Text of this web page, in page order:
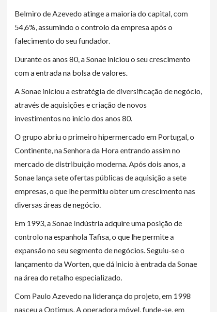
Belmiro de Azevedo atinge a maioria do capital, com
54,6%, assumindo o controlo da empresa após o
falecimento do seu fundador.
Durante os anos 80, a Sonae iniciou o seu crescimento
com a entrada na bolsa de valores.
A Sonae iniciou a estratégia de diversificação de negócio,
através de aquisições e criação de novos
investimentos no início dos anos 80.
O grupo abriu o primeiro hipermercado em Portugal, o
Continente, na Senhora da Horaentrando assim no
mercado de distribuição moderna.Após dois anos, a
Sonae lança sete ofertas públicas de aquisição a sete
empresas, o que lhe permitiu obter um crescimento nas
diversas áreas de negócio.
Em 1993, a Sonae Indústria adquire uma posição de
controlo na espanhola Tafisa,o que lhe permite a
expansão no seu segmento de negócios. Seguiu-se o
lançamento da Worten, que dá inicio à entrada da Sonae
na área do retalho especializado.
Com Paulo Azevedo na liderança do projeto, em 1998
nasceu a Optimus. A operadora móvel, funde-se, em